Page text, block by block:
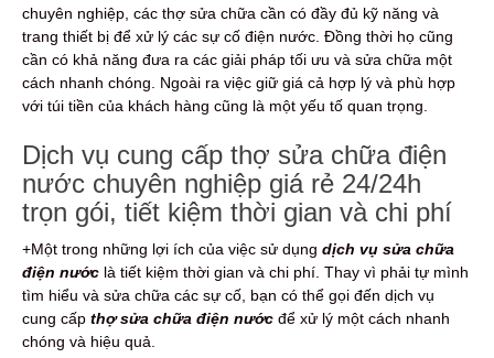
chuyên nghiệp, các thợ sửa chữa cần có đầy đủ kỹ năng và
trang thiết bị để xử lý các sự cố điện nước. Đồng thời họ cũng
cần có khả năng đưa ra các giải pháp tối ưu và sửa chữa một
cách nhanh chóng. Ngoài ra việc giữ giá cả hợp lý và phù hợp
với túi tiền của khách hàng cũng là một yếu tố quan trọng.
Dịch vụ cung cấp thợ sửa chữa điện
nước chuyên nghiệp giá rẻ 24/24h
trọn gói, tiết kiệm thời gian và chi phí
+Một trong những lợi ích của việc sử dụng dịch vụ sửa chữa
điện nước là tiết kiệm thời gian và chi phí. Thay vì phải tự mình
tìm hiểu và sửa chữa các sự cố, bạn có thể gọi đến dịch vụ
cung cấp thợ sửa chữa điện nước để xử lý một cách nhanh
chóng và hiệu quả.